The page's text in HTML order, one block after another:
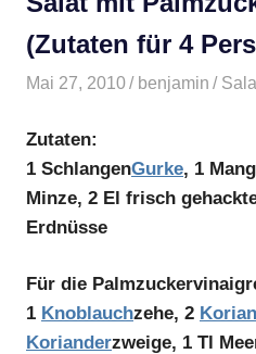
(Zutaten für 4
Mai 27, 2010 benjamin
Zutaten:
1 SchlangenGurke, 1
Minze, 2 El frisch
Erdnüsse
Für die
1 Knoblauchzehe, 2
Korianderzweige, 1 Tl